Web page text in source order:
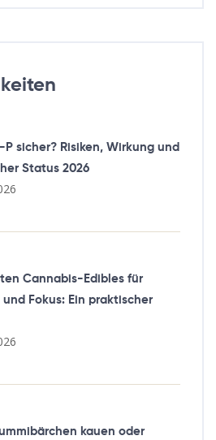
P sicher? Risiken, Wirkung und
Status 2026
Cannabis-Edibles für
und Fokus: Ein praktischer
kauen oder